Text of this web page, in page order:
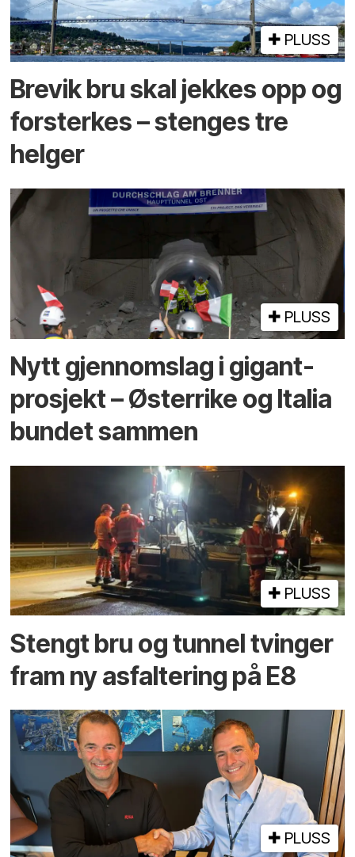
PLUSS
Brevik bru skal jekkes opp og
forsterkes – stenges tre
helger
PLUSS
Nytt gjennomslag i gigant­
prosjekt – Østerrike og Italia
bundet sammen
PLUSS
Stengt bru og tunnel tvinger
fram ny asfaltering på E8
PLUSS